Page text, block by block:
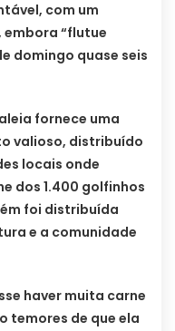
com um
embora “flutue
domingo quase seis
fornece uma
valioso, distribuído
locais onde
dos 1.400 golfinhos
foi distribuída
e a comunidade
haver muita carne
temores de que ela